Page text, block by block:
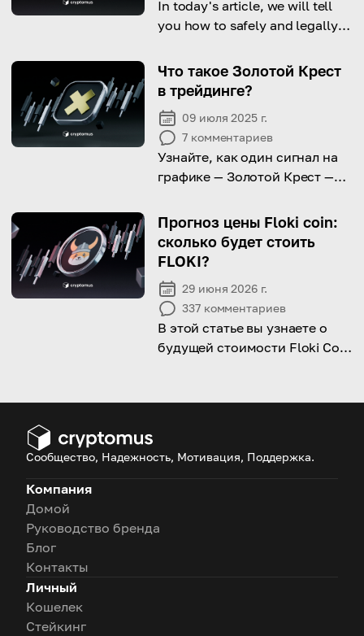
In today's article, we will tell
you how to safely and legally
Что такое Золотой Крест
в трейдинге?
09 июля 2025 г.
7 комментариев
Узнайте, как один сигнал на
графике — Золотой Крест —
мощного восходящего тренда
на рынке.
Прогноз цены Floki coin:
сколько будет стоить
FLOKI?
29 июня 2026 г.
337 комментариев
В этой статье вы узнаете о
будущей стоимости Floki Coin
Сообщество, Надежность, Мотивация, Поддержка.
Компания
Домой
Руководство бренда
Блог
Контакты
Личный
Кошелек
Стейкинг